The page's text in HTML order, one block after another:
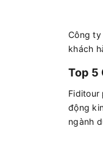
Công ty
khách
Top 5
Fiditour
động
ngành